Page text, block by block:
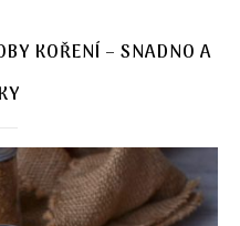
KOŘENÍ – SNADNO A